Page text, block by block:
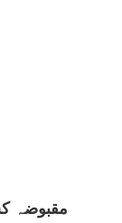
مقبوضہ